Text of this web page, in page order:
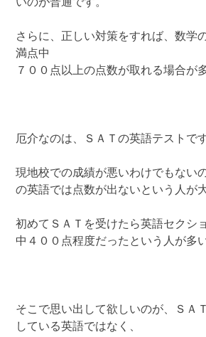
いのが普通です。
さらに、正しい対策をすれば、数学
満点中
７００点以上の点数が取れる場合が
厄介なのは、ＳＡＴの英語テストです
現地校での成績が悪いわけでもない
の英語では点数が出ないという人が
初めてＳＡＴを受けたら英語セクシ
中４００点程度だったという人が多
そこで思い出して欲しいのが、ＳＡ
している英語ではなく、